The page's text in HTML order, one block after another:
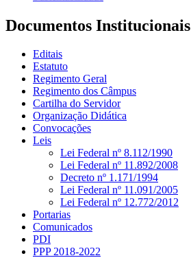
Documentos Institucionais
Editais
Estatuto
Regimento Geral
Regimento dos Câmpus
Cartilha do Servidor
Organização Didática
Convocações
Leis
Lei Federal nº 8.112/1990
Lei Federal nº 11.892/2008
Decreto nº 1.171/1994
Lei Federal nº 11.091/2005
Lei Federal nº 12.772/2012
Portarias
Comunicados
PDI
PPP 2018-2022